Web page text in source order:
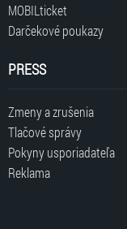
MOBILticket
Darčekové poukazy
PRESS
Zmeny a zrušenia
Tlačové správy
Pokyny usporiadateľa
Reklama